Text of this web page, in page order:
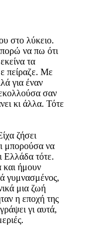
στο λύκειο.
να πω ότι
τα
πείραζε. Με
για έναν
σαν
κι άλλα. Τότε
ζήσει
μπορούσα να
Ελλάδα τότε.
και ήμουν
γυμνασμένος,
μια ζωή
η εποχή της
γι αυτά,